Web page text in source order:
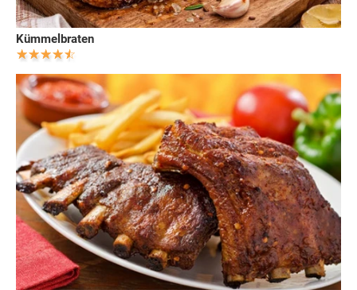
Kümmelbraten